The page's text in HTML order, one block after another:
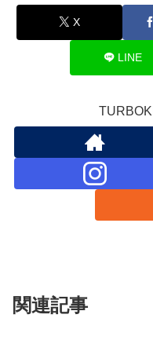
X
LINE
関連記事